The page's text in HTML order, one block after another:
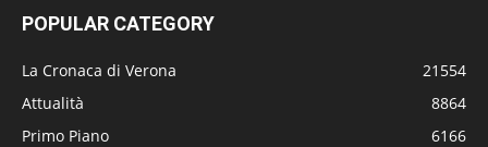
POPULAR CATEGORY
La Cronaca di Verona
21554
Attualità
8864
Primo Piano
6166